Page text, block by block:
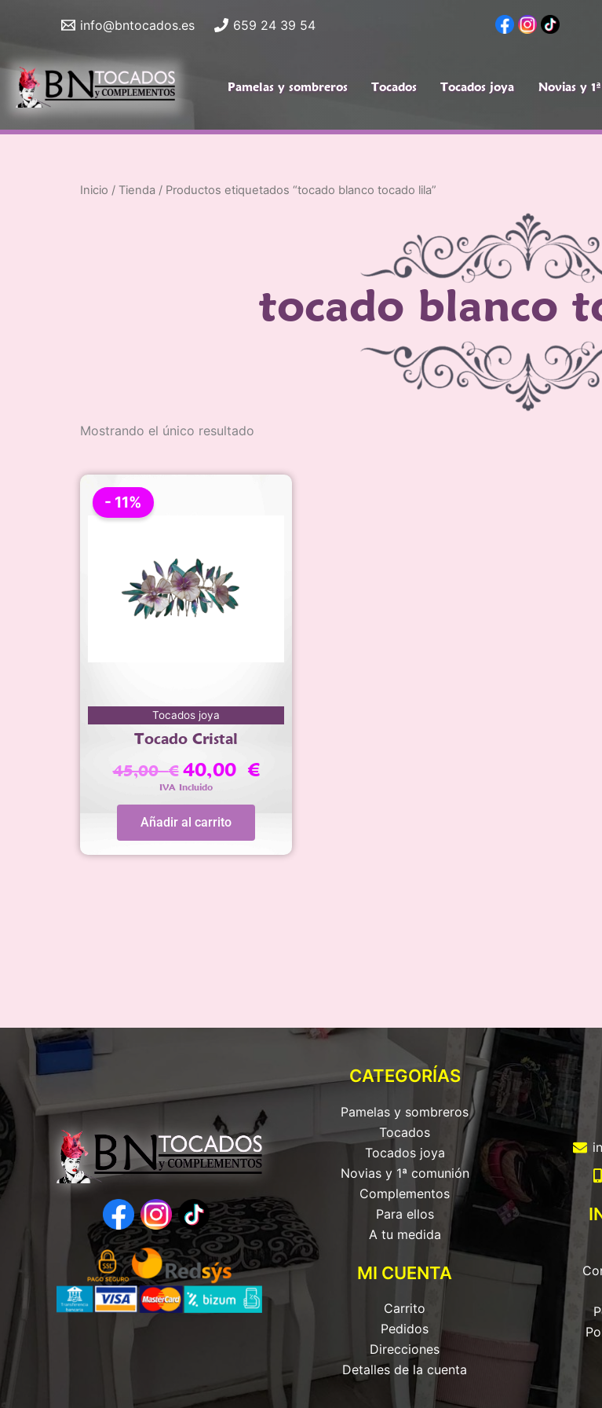
info@bntocados.es 659 24 39 54
Pamelas y sombreros Tocados Tocados joya Novias y
Inicio / Tienda / Productos etiquetados “tocado blanco tocado lila”
tocado blanco
Mostrando el único resultado
- 11%
Tocados joya
Tocado Cristal
45,00€
El
precio
original
45,00 €.
40,00 €
precio
40,00 €.
IVA Incluido
Añadir al carrito
CATEGORÍAS
Pamelas y sombreros
Tocados
Tocados joya
Novias y 1ª comunión
Complementos
Para ellos
A tu medida
MI CUENTA
Carrito
Pedidos
Direcciones
Detalles de la cuenta